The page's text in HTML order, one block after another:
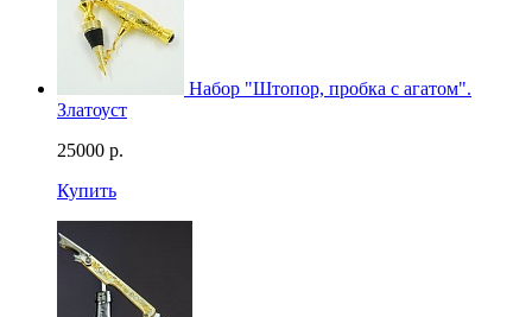
Набор "Штопор, пробка с агатом".
Златоуст
25000 р.
Купить